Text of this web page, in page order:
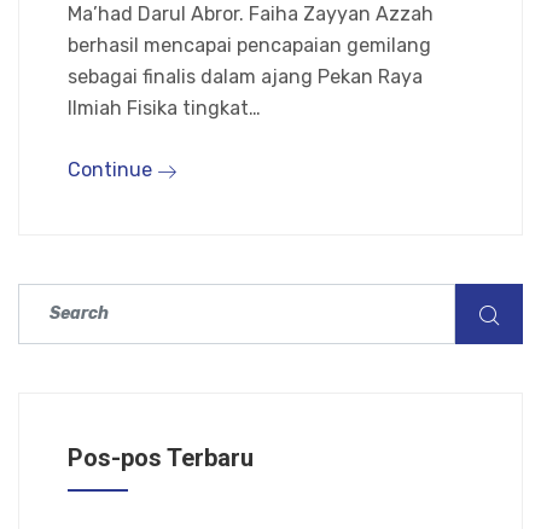
Ma’had Darul Abror. Faiha Zayyan Azzah
berhasil mencapai pencapaian gemilang
sebagai finalis dalam ajang Pekan Raya
Ilmiah Fisika tingkat…
Continue
Pos-pos Terbaru